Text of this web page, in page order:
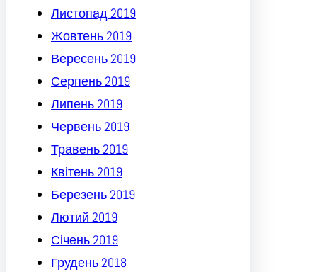
Листопад 2019
Жовтень 2019
Вересень 2019
Серпень 2019
Липень 2019
Червень 2019
Травень 2019
Квітень 2019
Березень 2019
Лютий 2019
Січень 2019
Грудень 2018